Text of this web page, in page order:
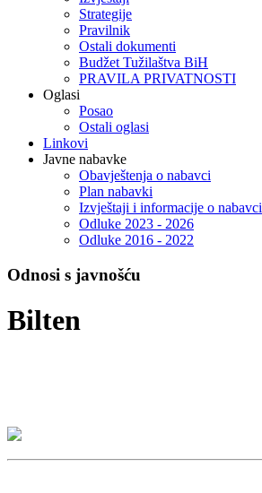
Strategije
Pravilnik
Ostali dokumenti
Budžet Tužilaštva BiH
PRAVILA PRIVATNOSTI
Oglasi
Posao
Ostali oglasi
Linkovi
Javne nabavke
Obavještenja o nabavci
Plan nabavki
Izvještaji i informacije o nabavci
Odluke 2023 - 2026
Odluke 2016 - 2022
Odnosi s javnošću
Bilten